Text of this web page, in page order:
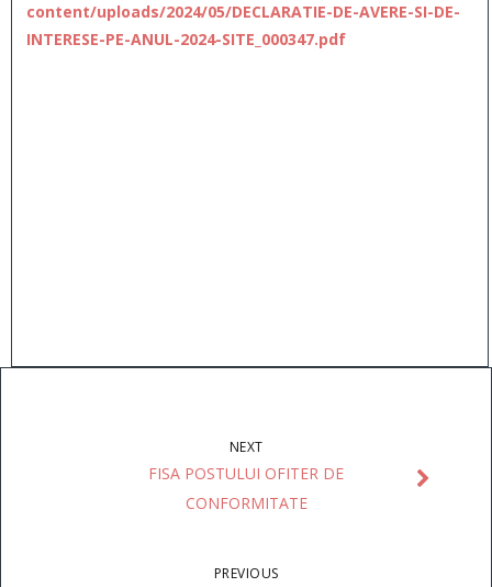
content/uploads/2024/05/DECLARATIE-DE-AVERE-SI-DE-
INTERESE-PE-ANUL-2024-SITE_000347.pdf
NEXT
FISA POSTULUI OFITER DE
CONFORMITATE
PREVIOUS